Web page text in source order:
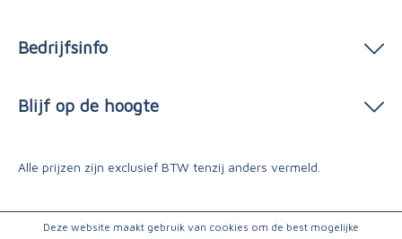
Bedrijfsinfo
Blijf op de hoogte
Alle prijzen zijn exclusief BTW tenzij anders vermeld.
Deze website maakt gebruik van cookies om de best mogelijke